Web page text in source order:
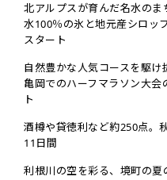
北アルプスが育んだ名水の
水100％の氷と地元産シロッ
スタート
自然豊かな人気コースを駆け
亀岡でのハーフマラソン大会
ト
酒樽や貸徳利など約250点。
11日間
利根川の空を彩る、境町の夏